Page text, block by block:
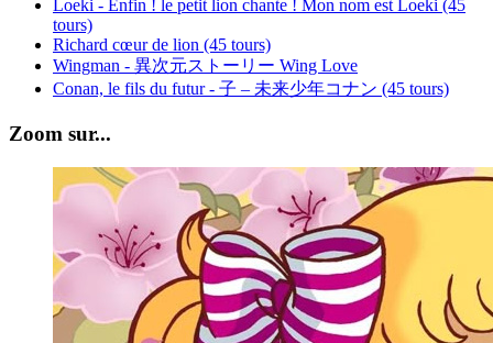
Loeki - Enfin ! le petit lion chante ! Mon nom est Loeki (45
tours)
Richard cœur de lion (45 tours)
Wingman - 異次元ストーリー Wing Love
Conan, le fils du futur - 子 – 未来少年コナン (45 tours)
Zoom sur...